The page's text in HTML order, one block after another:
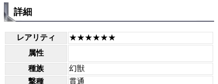
詳細
レアリティ
★★★★★★
属性
種族
幻獣
撃種
貫通